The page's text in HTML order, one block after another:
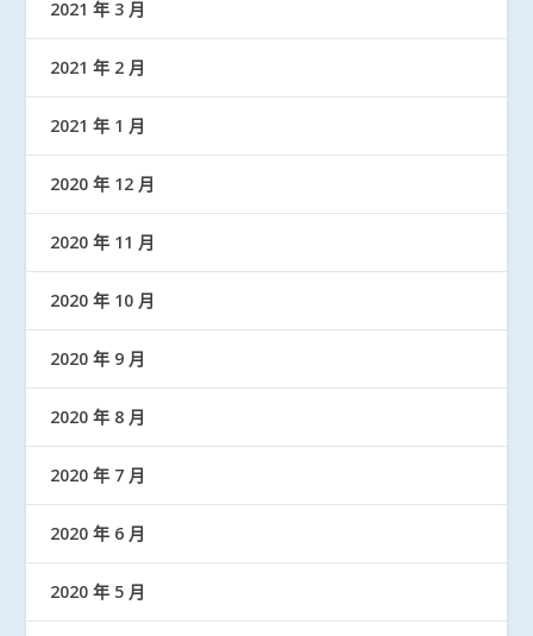
2021 年 3 月
2021 年 2 月
2021 年 1 月
2020 年 12 月
2020 年 11 月
2020 年 10 月
2020 年 9 月
2020 年 8 月
2020 年 7 月
2020 年 6 月
2020 年 5 月